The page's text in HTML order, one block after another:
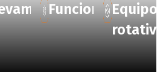
Funcionamiento
Equipo
rotativo